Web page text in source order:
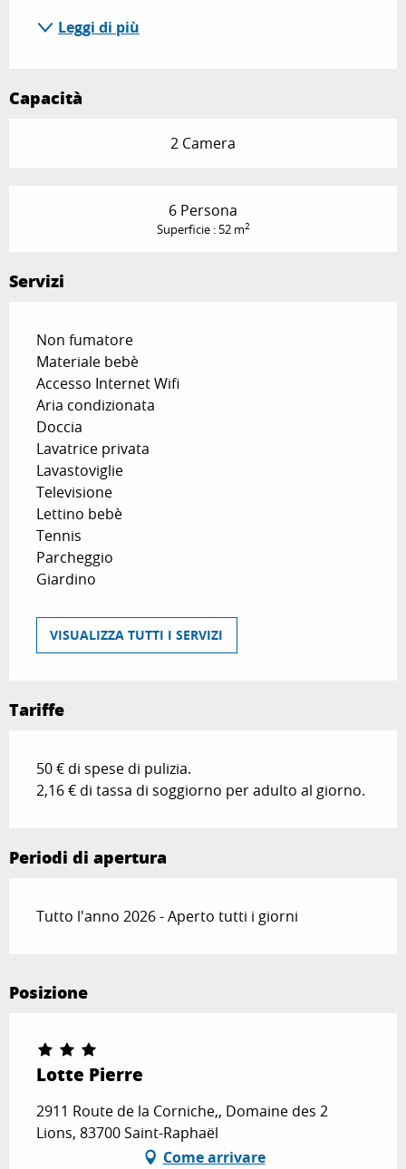
Leggi di più
Capacità
2 Camera
6 Persona
Superficie : 52 m2
Servizi
Non fumatore
Materiale bebè
Accesso Internet Wifi
Aria condizionata
Doccia
Lavatrice privata
Lavastoviglie
Televisione
Lettino bebè
Tennis
Parcheggio
Giardino
VISUALIZZA TUTTI I SERVIZI
Tariffe
50 € di spese di pulizia.
2,16 € di tassa di soggiorno per adulto al giorno.
Periodi di apertura
Tutto l'anno 2026 - Aperto tutti i giorni
Posizione
Lotte Pierre
2911 Route de la Corniche,, Domaine des 2
Lions, 83700 Saint-Raphaël
Come arrivare